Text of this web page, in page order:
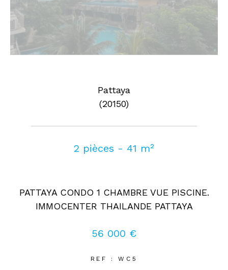
Pattaya
(20150)
2 pièces - 41 m²
PATTAYA CONDO 1 CHAMBRE VUE PISCINE.
IMMOCENTER THAILANDE PATTAYA
56 000 €
REF : WC5